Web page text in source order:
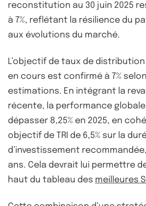
reconstitution au 30 juin 2025
à 7%, reflétant la résilience du
aux évolutions du marché.
L’objectif de taux de distribution
en cours est confirmé à 7%
estimations. En intégrant la
récente, la performance
dépasser 8,25% en 2025, en
objectif de TRI de 6,5% sur la
d’investissement
ans. Cela devrait lui permettre
haut du tableau des meilleures